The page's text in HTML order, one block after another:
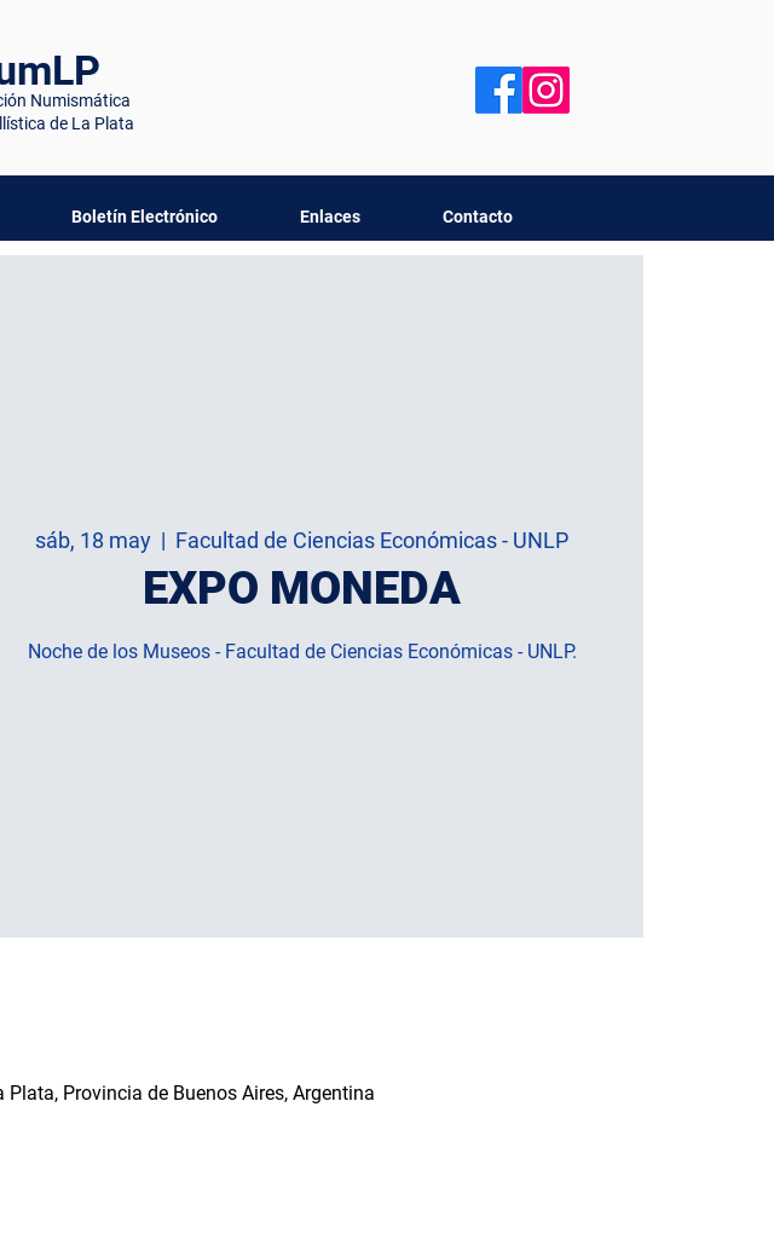
Numismática
de La Plata
Boletín Electrónico Enlaces Contacto
sáb, 18 may
  |
Facultad de Ciencias Económicas - UNLP
EXPO MONEDA
Noche de los Museos - Facultad de Ciencias Económicas - UNLP.
Plata, Provincia de Buenos Aires, Argentina